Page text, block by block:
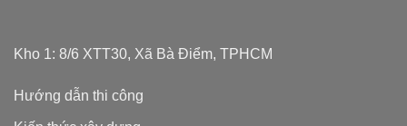
Kho 1: 8/6 XTT30, Xã Bà Điểm, TPHCM
Hướng dẫn thi công